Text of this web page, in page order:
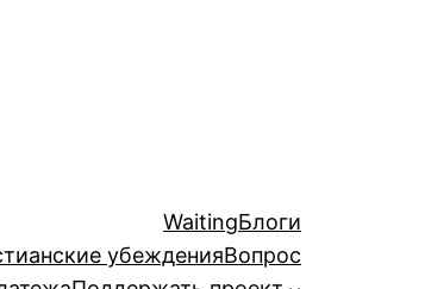
WaitingБлоги
убежденияВопрос